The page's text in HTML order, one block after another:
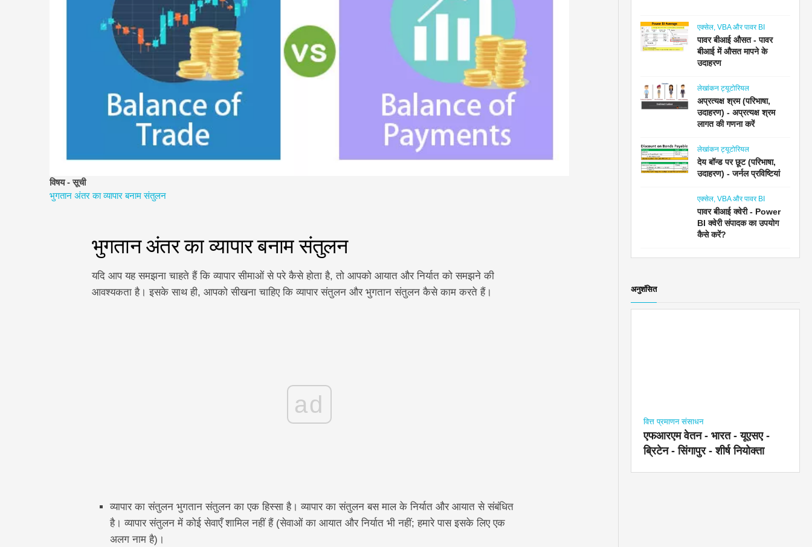
विषय - सूची
भुगतान अंतर का व्यापार बनाम संतुलन
भुगतान अंतर का व्यापार बनाम संतुलन
यदि आप यह समझना चाहते हैं कि व्यापार सीमाओं से परे कैसे होता है, तो आपको आयात और निर्यात को समझने की
आवश्यकता है। इसके साथ ही, आपको सीखना चाहिए कि व्यापार संतुलन और भुगतान संतुलन कैसे काम करते हैं।
ad
व्यापार का संतुलन भुगतान संतुलन का एक हिस्सा है। व्यापार का संतुलन बस माल के निर्यात और आयात से संबंधित
है। व्यापार संतुलन में कोई सेवाएँ शामिल नहीं हैं (सेवाओं का आयात और निर्यात भी नहीं; हमारे पास इसके लिए एक
अलग नाम है)।
एक्सेल, VBA और पावर BI
पावर बीआई औसत - पावर
बीआई में औसत मापने के
उदाहरण
लेखांकन ट्यूटोरियल
अप्रत्यक्ष श्रम (परिभाषा,
उदाहरण) - अप्रत्यक्ष श्रम
लागत की गणना करें
लेखांकन ट्यूटोरियल
देय बॉन्ड पर छूट (परिभाषा,
उदाहरण) - जर्नल प्रविष्टियां
एक्सेल, VBA और पावर BI
पावर बीआई क्वेरी - Power
BI क्वेरी संपादक का उपयोग
कैसे करें?
अनुशंसित
वित्त प्रमाणन संसाधन
एफआरएम वेतन - भारत - यूएसए -
ब्रिटेन - सिंगापुर - शीर्ष नियोक्ता